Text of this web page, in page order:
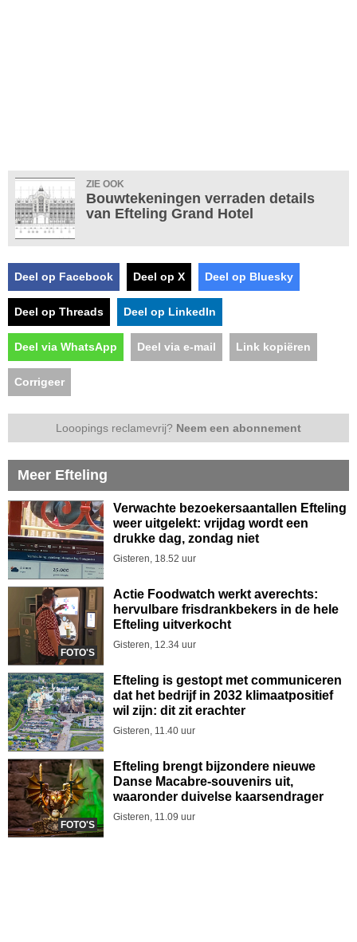
ZIE OOK
Bouwtekeningen verraden details
van Efteling Grand Hotel
Deel op Facebook Deel op X Deel op Bluesky
Deel op Threads Deel op LinkedIn
Deel via WhatsApp Deel via e-mail Link kopiëren
Corrigeer
Looopings reclamevrij? Neem een abonnement
Meer Efteling
Verwachte bezoekersaantallen Efteling
weer uitgelekt: vrijdag wordt een
drukke dag, zondag niet
Gisteren, 18.52 uur
FOTO'S
Actie Foodwatch werkt averechts:
hervulbare frisdrankbekers in de hele
Efteling uitverkocht
Gisteren, 12.34 uur
Efteling is gestopt met communiceren
dat het bedrijf in 2032 klimaatpositief
wil zijn: dit zit erachter
Gisteren, 11.40 uur
FOTO'S
Efteling brengt bijzondere nieuwe
Danse Macabre-souvenirs uit,
waaronder duivelse kaarsendrager
Gisteren, 11.09 uur